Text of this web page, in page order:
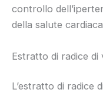
controllo
della salute
Estratto di radice di
L’estratto di radice